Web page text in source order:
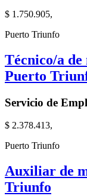
$ 1.750.905,
Puerto Triunfo
Técnico/a
Puerto
Servicio de
$ 2.378.413,
Puerto Triunfo
Auxiliar de
Triunfo